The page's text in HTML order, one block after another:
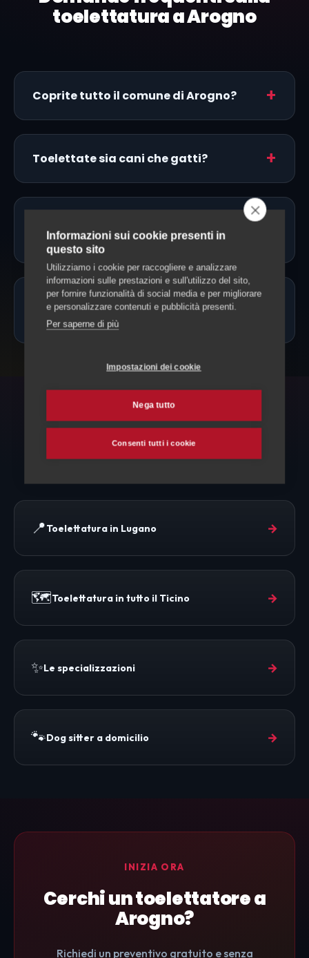
toelettatura a Arogno
Coprite tutto il comune di Arogno?
Toelettate sia cani che gatti?
Arogno?
Quanto costa la toelettatura a
Arogno?
Toelettatura e altri servizi
📍Toelettatura in Lugano →
🗺️Toelettatura in tutto il Ticino →
✨Le specializzazioni →
🐾Dog sitter a domicilio →
INIZIA ORA
Cerchi un toelettatore a
Arogno?
Richiedi un preventivo gratuito e senza
Informazioni sui cookie presenti in
questo sito
Utilizziamo i cookie per raccogliere e analizzare
informazioni sulle prestazioni e sull'utilizzo del sito,
per fornire funzionalità di social media e per migliorare
e personalizzare contenuti e pubblicità presenti.
Per saperne di più
Impostazioni dei cookie
Nega tutto
Consenti tutti i cookie